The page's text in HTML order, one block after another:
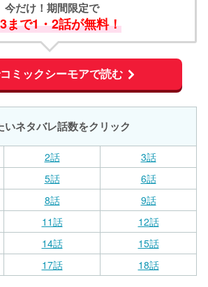
今だけ！期間限定で
まで1・2話が無料！
ミックシーモアで読む
いネタバレ話数をクリック
2話
3話
5話
6話
8話
9話
11話
12話
14話
15話
17話 18話